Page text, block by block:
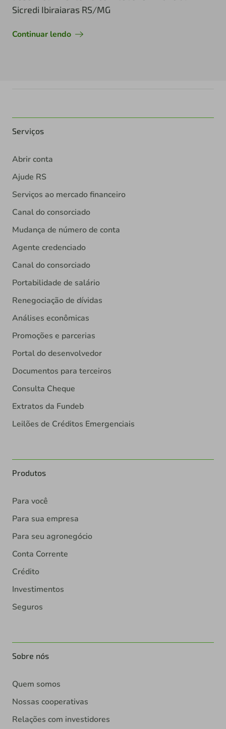
Sicredi Ibiraiaras RS/MG
Continuar lendo
Serviços
Abrir conta
Ajude RS
Serviços ao mercado financeiro
Canal do consorciado
Mudança de número de conta
Agente credenciado
Canal do consorciado
Portabilidade de salário
Renegociação de dívidas
Análises econômicas
Promoções e parcerias
Portal do desenvolvedor
Documentos para terceiros
Consulta Cheque
Extratos da Fundeb
Leilões de Créditos Emergenciais
Produtos
Para você
Para sua empresa
Para seu agronegócio
Conta Corrente
Crédito
Investimentos
Seguros
Sobre nós
Quem somos
Nossas cooperativas
Relações com investidores